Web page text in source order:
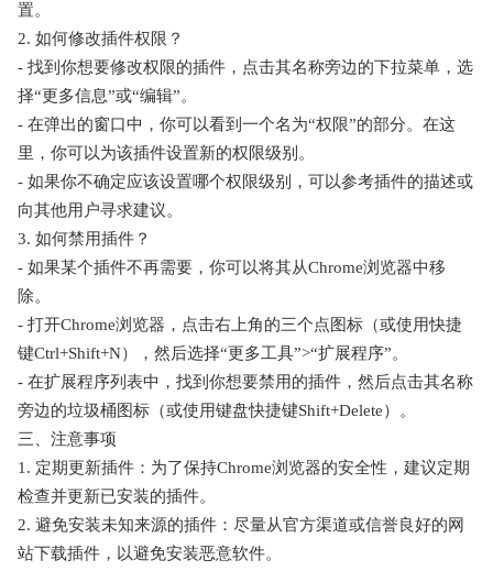
置。
2. 如何修改插件权限？
- 找到你想要修改权限的插件，点击其名称旁边的下拉菜单，选
择“更多信息”或“编辑”。
- 在弹出的窗口中，你可以看到一个名为“权限”的部分。在这
里，你可以为该插件设置新的权限级别。
- 如果你不确定应该设置哪个权限级别，可以参考插件的描述或
向其他用户寻求建议。
3. 如何禁用插件？
- 如果某个插件不再需要，你可以将其从Chrome浏览器中移
除。
- 打开Chrome浏览器，点击右上角的三个点图标（或使用快捷
键Ctrl+Shift+N），然后选择“更多工具”>“扩展程序”。
- 在扩展程序列表中，找到你想要禁用的插件，然后点击其名称
旁边的垃圾桶图标（或使用键盘快捷键Shift+Delete）。
三、注意事项
1. 定期更新插件：为了保持Chrome浏览器的安全性，建议定期
检查并更新已安装的插件。
2. 避免安装未知来源的插件：尽量从官方渠道或信誉良好的网
站下载插件，以避免安装恶意软件。